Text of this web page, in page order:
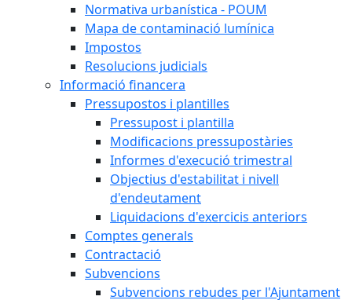
Normativa urbanística - POUM
Mapa de contaminació lumínica
Impostos
Resolucions judicials
Informació financera
Pressupostos i plantilles
Pressupost i plantilla
Modificacions pressupostàries
Informes d'execució trimestral
Objectius d'estabilitat i nivell
d'endeutament
Liquidacions d'exercicis anteriors
Comptes generals
Contractació
Subvencions
Subvencions rebudes per l'Ajuntament